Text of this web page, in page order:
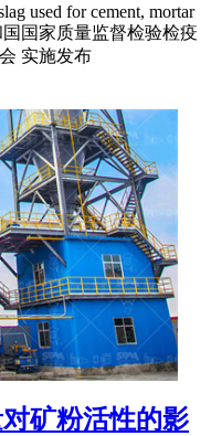
used for cement, mortar
国国家质量监督检验检疫
实施发布
矿粉活性的影